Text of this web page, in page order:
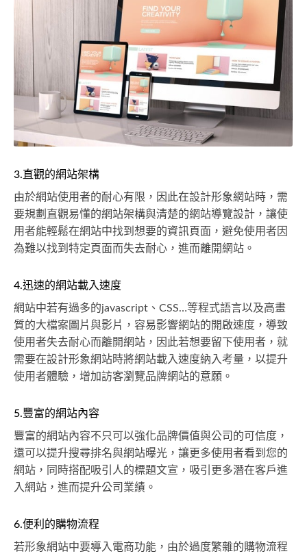
3.直觀的網站架構
由於網站使用者的耐心有限，因此在設計形象網站時，需
要規劃直觀易懂的網站架構與清楚的網站導覽設計，讓使
用者能輕鬆在網站中找到想要的資訊頁面，避免使用者因
為難以找到特定頁面而失去耐心，進而離開網站。
4.迅速的網站載入速度
網站中若有過多的javascript、CSS…等程式語言以及高畫
質的大檔案圖片與影片，容易影響網站的開啟速度，導致
使用者失去耐心而離開網站，因此若想要留下使用者，就
需要在設計形象網站時將網站載入速度納入考量，以提升
使用者體驗，增加訪客瀏覽品牌網站的意願。
5.豐富的網站內容
豐富的網站內容不只可以強化品牌價值與公司的可信度，
還可以提升搜尋排名與網站曝光，讓更多使用者看到您的
網站，同時搭配吸引人的標題文宣，吸引更多潛在客戶進
入網站，進而提升公司業績。
6.便利的購物流程
若形象網站中要導入電商功能，由於過度繁雜的購物流程